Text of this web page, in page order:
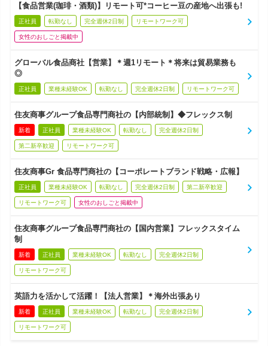
【食品営業(珈琲・酒類)】リモート可*コーヒー豆の産地へ出張も!
正社員 転勤なし 完全週休2日制 リモートワーク可
女性のおしごと掲載中
グローバル食品商社【営業】＊週1リモート＊将来は貿易業務も
◎
正社員 業種未経験OK 転勤なし 完全週休2日制 リモートワーク可
住友商事グループ食品専門商社の【内部統制】◆フレックス制
新着 正社員 業種未経験OK 転勤なし 完全週休2日制
第二新卒歓迎 リモートワーク可
住友商事Gr 食品専門商社の【コーポレートブランド戦略・広報】
正社員 業種未経験OK 転勤なし 完全週休2日制 第二新卒歓迎
リモートワーク可 女性のおしごと掲載中
住友商事グループ食品専門商社の【国内営業】フレックスタイム
制
新着 正社員 業種未経験OK 転勤なし 完全週休2日制
リモートワーク可
英語力を活かして活躍！【法人営業】＊海外出張あり
新着 正社員 業種未経験OK 転勤なし 完全週休2日制
リモートワーク可